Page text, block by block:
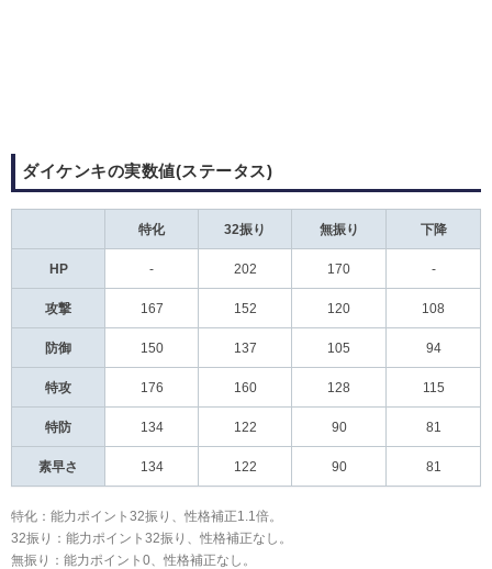
ダイケンキの実数値(ステータス)
特化 32振り 無振り 下降
HP - 202 170 -
攻撃 167 152 120 108
防御 150 137 105 94
特攻 176 160 128 115
特防 134 122 90 81
素早さ 134 122 90 81
特化：能力ポイント32振り、性格補正1.1倍。
32振り：能力ポイント32振り、性格補正なし。
無振り：能力ポイント0、性格補正なし。